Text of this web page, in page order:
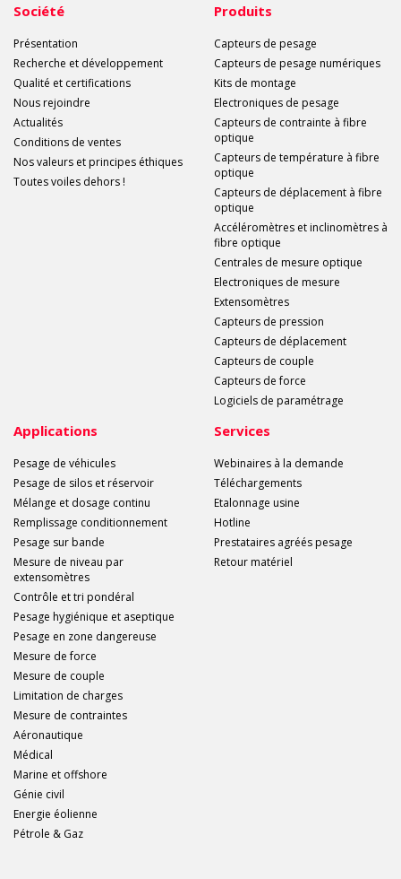
Société
Présentation
Recherche et développement
Qualité et certifications
Nous rejoindre
Actualités
Conditions de ventes
Nos valeurs et principes éthiques
Toutes voiles dehors !
Produits
Capteurs de pesage
Capteurs de pesage numériques
Kits de montage
Electroniques de pesage
Capteurs de contrainte à fibre
optique
Capteurs de température à fibre
optique
Capteurs de déplacement à fibre
optique
Accéléromètres et inclinomètres à
fibre optique
Centrales de mesure optique
Electroniques de mesure
Extensomètres
Capteurs de pression
Capteurs de déplacement
Capteurs de couple
Capteurs de force
Logiciels de paramétrage
Applications
Pesage de véhicules
Pesage de silos et réservoir
Mélange et dosage continu
Remplissage conditionnement
Pesage sur bande
Mesure de niveau par
extensomètres
Contrôle et tri pondéral
Pesage hygiénique et aseptique
Pesage en zone dangereuse
Mesure de force
Mesure de couple
Limitation de charges
Mesure de contraintes
Aéronautique
Médical
Marine et offshore
Génie civil
Energie éolienne
Pétrole & Gaz
Services
Webinaires à la demande
Téléchargements
Etalonnage usine
Hotline
Prestataires agréés pesage
Retour matériel